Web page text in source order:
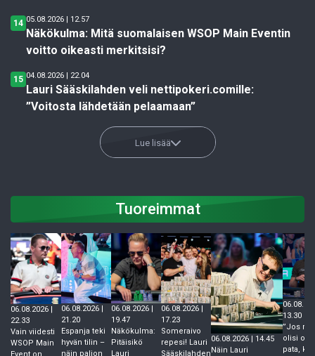
14 05.08.2026 | 12.57
Näkökulma: Mitä suomalaisen WSOP Main Eventin
voitto oikeasti merkitsisi?
15 04.08.2026 | 22.04
Lauri Sääskilahden veli nettipokeri.comille:
”Voitosta lähdetään pelaamaan”
Lue lisää
Tuoreimmat
06.08.2026 |
22.33
Vain viidesti
WSOP Main
06.08.2026 |
21.20
Espanja teki
hyvän tilin –
näin paljon
06.08.2026 |
19.47
Näkökulma:
Pitäisikö
Lauri
06.08.2026 |
17.23
Someraivo
repesi! Lauri
Sääskilahden
06.08.2026 | 14.45
Näin Lauri
13.30
”Jos
olisi
pata,